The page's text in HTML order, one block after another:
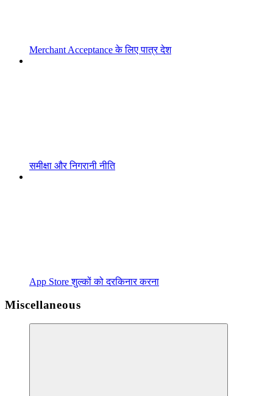
Merchant Acceptance के लिए पात्र देश
समीक्षा और निगरानी नीति
App Store शुल्कों को दरकिनार करना
Miscellaneous